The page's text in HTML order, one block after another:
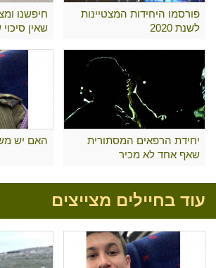
פורסמו היחידות המצטיינות
לשנת 2020
שאין
יחידת הרפאים המסתורית
שאף אחד לא מכיר
האם יש
עוד בחיילים מצייצים